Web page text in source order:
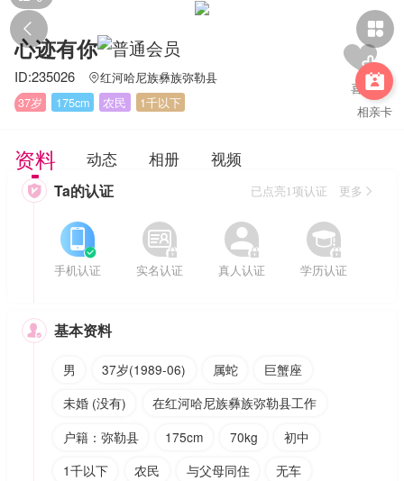
 

相亲卡
心迹有你
ID:235026 红河哈尼族彝族弥勒县
37岁
175cm 农民 1千以下
资料 动态 相册 视频
 Ta的认证 已点亮1项认证 更多


手机认证


实名认证


真人认证


学历认证
 基本资料
男 37岁(1989-06) 属蛇
巨蟹座
未婚 (没有)
在红河哈尼族彝族弥勒县工作
户籍：弥勒县
175cm 70kg
初中
1千以下
农民 与父母同住
无车